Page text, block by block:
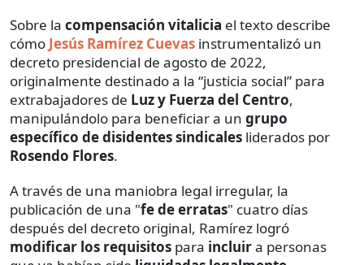
Sobre la compensación vitalicia el texto describe
cómo Jesús Ramírez Cuevas instrumentalizó un
decreto presidencial de agosto de 2022,
originalmente destinado a la “justicia social” para
extrabajadores de Luz y Fuerza del Centro,
manipulándolo para beneficiar a un grupo
específico de disidentes sindicales liderados por
Rosendo Flores.
A través de una maniobra legal irregular, la
publicación de una "fe de erratas" cuatro días
después del decreto original, Ramírez logró
modificar los requisitos para incluira personas